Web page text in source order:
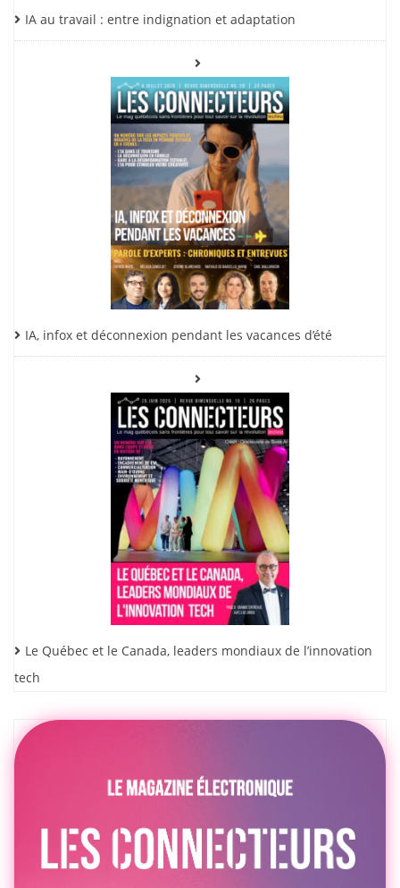
IA au travail : entre indignation et adaptation
IA, infox et déconnexion pendant les vacances d’été
Le Québec et le Canada, leaders mondiaux de l’innovation
tech